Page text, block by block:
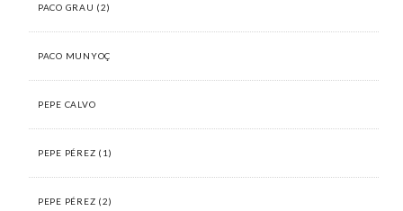
PACO GRAU (2)
PACO MUNYOÇ
PEPE CALVO
PEPE PÉREZ (1)
PEPE PÉREZ (2)